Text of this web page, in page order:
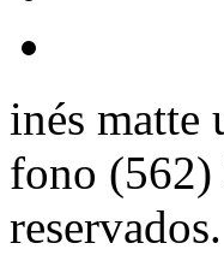
inés matte
fono (562)